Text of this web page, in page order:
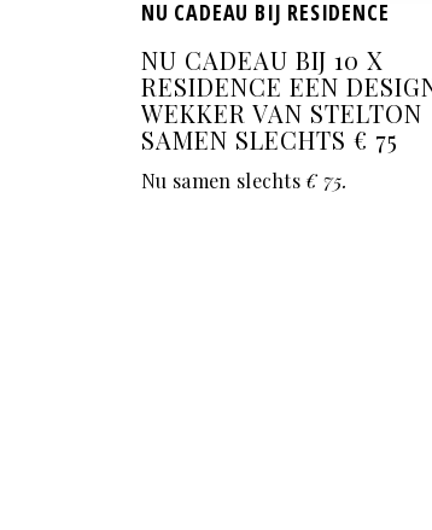
NU CADEAU BIJ RESIDENCE
NU CADEAU BIJ 10 X
RESIDENCE EEN
WEKKER VAN STELTON
SAMEN SLECHTS € 75
Nu samen slechts€ 75.